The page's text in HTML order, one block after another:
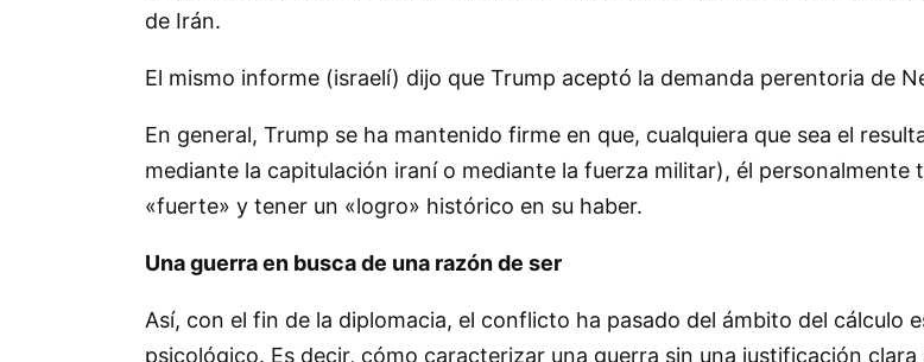
de Irán.
El mismo informe (israelí) dijo que Trump aceptó la demanda perentoria de
En general, Trump se ha mantenido firme en que, cualquiera que sea el
mediante la capitulación iraní o mediante la fuerza militar), él
«fuerte» y tener un «logro» histórico en su haber.
Una guerra en busca de una razón de ser
Así, con el fin de la diplomacia, el conflicto ha pasado del ámbito del cálculo
psicológico. Es decir, cómo caracterizar una guerra sin una justificación